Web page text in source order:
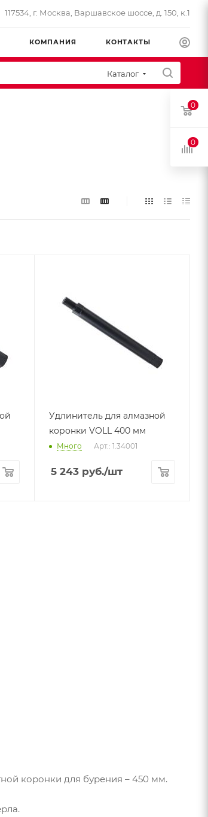
117534, г. Москва, Варшавское шоссе, д. 150, к.1
КОМПАНИЯ КОНТАКТЫ
Каталог
Удлинитель для алмазной
коронки VOLL 400 мм
Много Арт.: 1.34001
5 243 руб./шт
коронки для бурения – 450 мм.
0
0